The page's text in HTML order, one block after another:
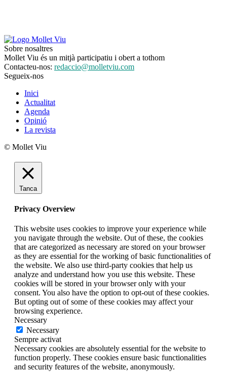
Sobre nosaltres
Mollet Viu és un mitjà participatiu i obert a tothom
Contacteu-nos: redaccio@molletviu.com
Segueix-nos
Inici
Actualitat
Agenda
Opinió
La revista
© Mollet Viu
Tanca
Privacy Overview
This website uses cookies to improve your experience while
you navigate through the website. Out of these, the cookies
that are categorized as necessary are stored on your browser
as they are essential for the working of basic functionalities of
the website. We also use third-party cookies that help us
analyze and understand how you use this website. These
cookies will be stored in your browser only with your
consent. You also have the option to opt-out of these cookies.
But opting out of some of these cookies may affect your
browsing experience.
Necessary
Necessary
Sempre activat
Necessary cookies are absolutely essential for the website to
function properly. These cookies ensure basic functionalities
and security features of the website, anonymously.